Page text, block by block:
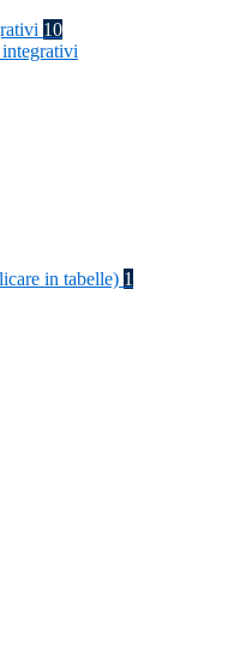
10
in tabelle) 1